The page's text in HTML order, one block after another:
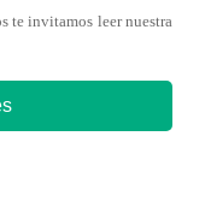
te invitamos leer nuestra